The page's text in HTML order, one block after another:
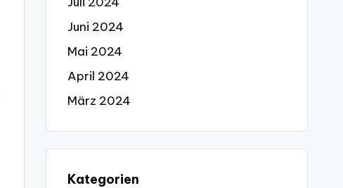
Juni 2024
Mai 2024
April 2024
März 2024
Kategorien